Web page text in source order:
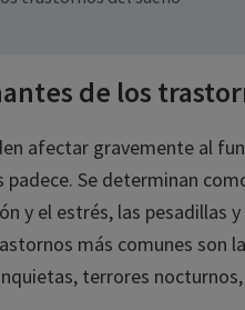
de los
afectar gravemente al
Se determinan
y el estrés, las pesadillas
más comunes son
terrores nocturnos,